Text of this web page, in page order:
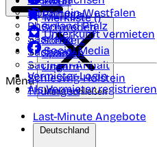
Nordrhein-Westfalen
Rheinland Pfalz
Saarland
Sachsen
Sachsen-Anhalt
Schleswig-Holstein
Thüringen
Portugal
Schweden
Schweiz
Spanien
Ungarn
Merkliste ()
Unterkunft vermieten
Social Media
Vermieter-Login
Als Vermieter registrieren
Menü
Menü schließen
Last-Minute Angebote
Deutschland